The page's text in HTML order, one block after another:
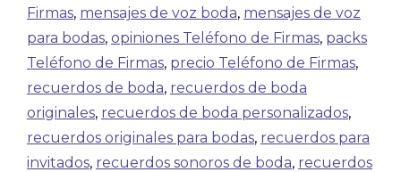
Firmas, mensajes de voz boda, mensajes de voz
para bodas, opiniones Teléfono de Firmas, packs
Teléfono de Firmas, precio Teléfono de Firmas,
recuerdos de boda, recuerdos de boda
originales, recuerdos de boda personalizados,
recuerdos originales para bodas, recuerdos para
invitados, recuerdos sonoros de boda, recuerdos